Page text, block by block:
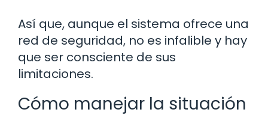
Así que, aunque el sistema ofrece una
red de seguridad, no es infalible y hay
que ser consciente de sus
limitaciones.
Cómo manejar la situación